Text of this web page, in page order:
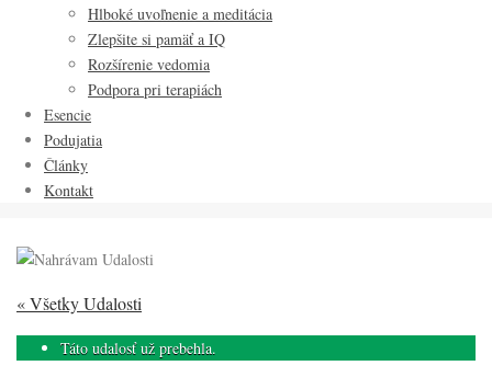
Hlboké uvoľnenie a meditácia
Zlepšite si pamäť a IQ
Rozšírenie vedomia
Podpora pri terapiách
Esencie
Podujatia
Články
Kontakt
« Všetky Udalosti
Táto udalosť už prebehla.